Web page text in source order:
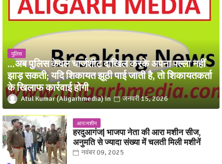
पुलिस
...अब पुलिस केवल चार्जशीट दाखिल करके अपना पल्ला नहीं
झाड़ सकती; यदि शिकायत झूठी पाई जाती है, तो शिकायतकर्ता
के खिलाफ कार्रवाई होगी
Atul Kumar (Aligarhmedia) जनवरी 15, 2026
आरा मशीन
हरदुआगंज| भाजपा नेता की आरा मशीन सीज,
अनुमति से ज्यादा संख्या में चलती मिली मशीनें
नवंबर 09, 2025